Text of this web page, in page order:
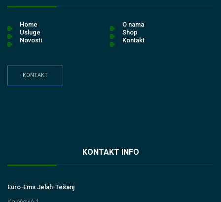
Home
O nama
Usluge
Shop
Novosti
Kontakt
KONTAKT
KONTAKT INFO
Euro-Ems Jelah-Tešanj